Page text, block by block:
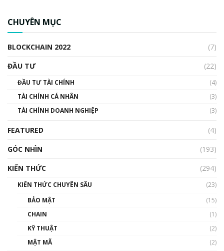
00:02:14
Nhìn lại năm 2022: Những sự kiện ảnh hưởng
đến hệ sinh thái tiền mã hoá | Phổ cập
CHUYÊN MỤC
BLOCKCHAIN 2022
(7)
ĐẦU TƯ
(22)
ĐẦU TƯ TÀI CHÍNH
(4)
TÀI CHÍNH CÁ NHÂN
(3)
TÀI CHÍNH DOANH NGHIỆP
(3)
FEATURED
(4)
GÓC NHÌN
(193)
KIẾN THỨC
(294)
KIẾN THỨC CHUYÊN SÂU
(23)
BẢO MẬT
(15)
CHAIN
(1)
KỸ THUẬT
(2)
MẬT MÃ
(2)